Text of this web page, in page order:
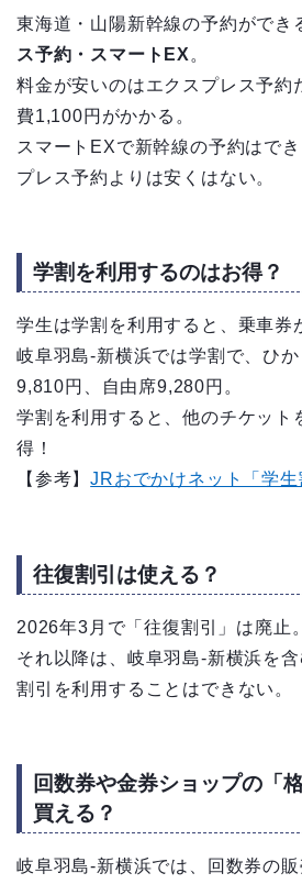
東海道・山陽新幹線の予約ができ
ス予約・スマートEX 。
料金が安いのはエクスプレス予約
費1,100円がかかる。
スマートEXで新幹線の予約はで
プレス予約よりは安くはない。
学割を利用するのはお得？
学生は学割を利用すると、乗車券
岐阜羽島-新横浜では学割で、ひ
9,810円、自由席9,280円。
学割を利用すると、他のチケット
得！
【参考】JRおでかけネット「学生
往復割引は使える？
2026年3月で「往復割引」は廃止。
それ以降は、岐阜羽島-新横浜を
割引を利用することはできない。
回数券や金券ショップの「
買える？
岐阜羽島-新横浜では、回数券の販